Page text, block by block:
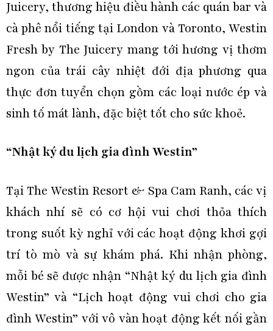
Juicery, thương hiệu điều hành các quán bar và
cà phê nổi tiếng tại London và Toronto, Westin
Fresh by The Juicery mang tới hương vị thơm
ngon của trái cây nhiệt đới địa phương qua
thực đơn tuyển chọn gồm các loại nước ép và
sinh tố mát lành, đặc biệt tốt cho sức khoẻ.
“Nhật ký du lịch gia đình Westin”
Tại The Westin Resort & Spa Cam Ranh, các vị
khách nhí sẽ có cơ hội vui chơi thỏa thích
trong suốt kỳ nghỉ với các hoạt động khơi gợi
trí tò mò và sự khám phá. Khi nhận phòng,
mỗi bé sẽ được nhận “Nhật ký du lịch gia đình
Westin” và “Lịch hoạt động vui chơi cho gia
đình Westin” với vô vàn hoạt động kết nối gần